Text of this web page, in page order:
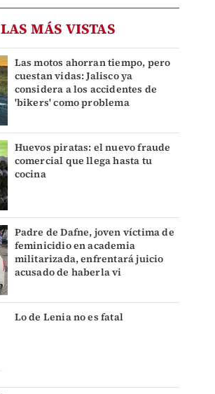
LAS MÁS VISTAS
Las motos ahorran tiempo, pero
cuestan vidas: Jalisco ya
considera a los accidentes de
'bikers' como problema
Huevos piratas: el nuevo fraude
comercial que llega hasta tu
cocina
Padre de Dafne, joven víctima de
feminicidio en academia
militarizada, enfrentará juicio
acusado de haberla vi
Lo de Lenia no es fatal